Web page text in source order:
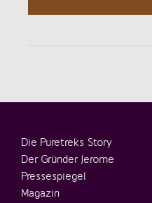
Die Puretreks Story
Der Gründer Jerome
Pressespiegel
Magazin